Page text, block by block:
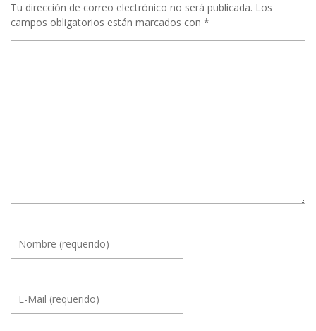
Tu dirección de correo electrónico no será publicada. Los
campos obligatorios están marcados con *